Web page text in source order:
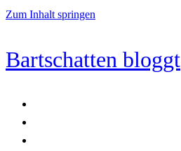
Zum Inhalt springen
Bartschatten bloggt